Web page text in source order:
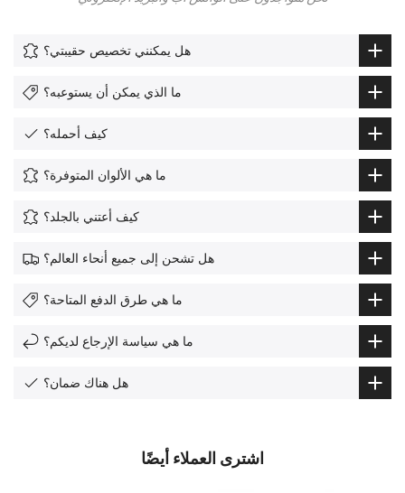
هل يمكنني تخصيص حقيبتي؟
ما الذي يمكن أن يستوعبه؟
كيف أحمله؟
ما هي الألوان المتوفرة؟
كيف أعتني بالجلد؟
هل تشحن إلى جميع أنحاء العالم؟
ما هي طرق الدفع المتاحة؟
ما هي سياسة الإرجاع لديكم؟
هل هناك ضمان؟
اشترى العملاء أيضًا